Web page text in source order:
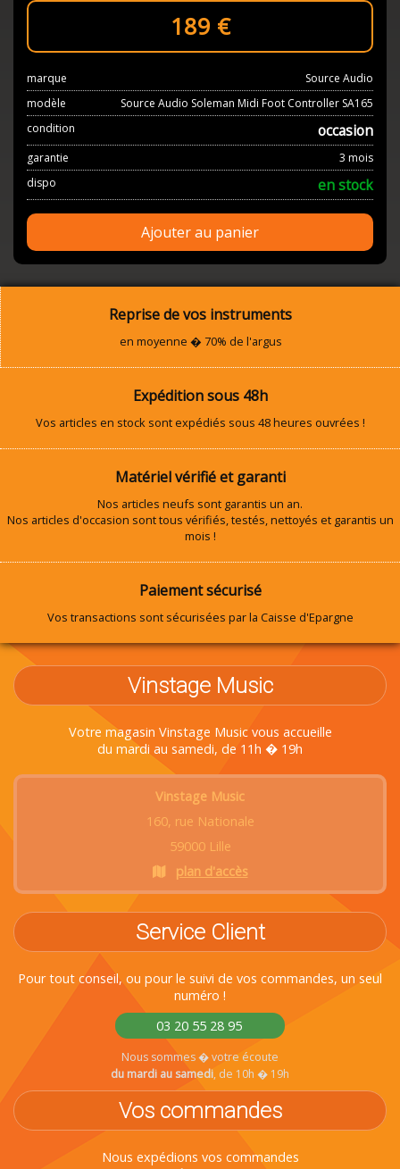
189 €
marque
Source Audio
modèle
Source Audio Soleman Midi Foot Controller SA165
condition
occasion
garantie
3 mois
dispo
en stock
Ajouter au panier
Reprise de vos instruments
en moyenne � 70% de l'argus
Expédition sous 48h
Vos articles en stock sont expédiés sous 48 heures ouvrées !
Matériel vérifié et garanti
Nos articles neufs sont garantis un an.
Nos articles d'occasion sont tous vérifiés, testés, nettoyés et garantis un
mois !
Paiement sécurisé
Vos transactions sont sécurisées par la Caisse d'Epargne
Vinstage Music
Votre magasin Vinstage Music vous accueille
du mardi au samedi, de 11h � 19h
Vinstage Music
160, rue Nationale
59000 Lille
plan d'accès
Service Client
Pour tout conseil, ou pour le suivi de vos commandes, un seul
numéro !
03 20 55 28 95
Nous sommes � votre écoute
du mardi au samedi, de 10h � 19h
Vos commandes
Nous expédions vos commandes